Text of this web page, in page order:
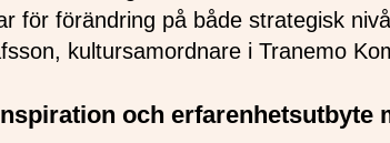
för förändring på både strategisk
kultursamordnare i Tranemo
och erfarenhetsutbyte